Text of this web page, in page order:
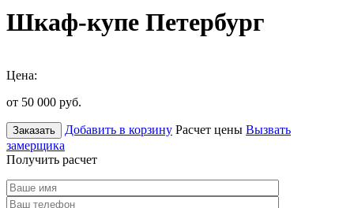
Шкаф-купе Петербург
Цена:
от 50 000 руб.
Заказать Добавить в корзину Расчет цены Вызвать
замерщика
Получить расчет